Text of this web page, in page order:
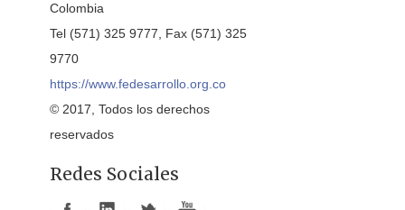
Colombia
Tel (571) 325 9777, Fax (571) 325
9770
https://www.fedesarrollo.org.co
© 2017, Todos los derechos
reservados
Redes Sociales